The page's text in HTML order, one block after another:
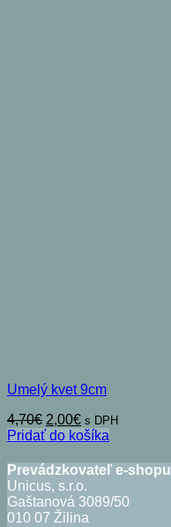
Umelý kvet 9cm
4,70€ Pôvodná
cena
4,70€.
2,00€Aktuálna
cena
2,00€.
s DPH
Pridať do košíka
Prevádzkovateľ e-shopu
Unicus, s.r.o.
Gaštanová 3089/50
010 07 Žilina